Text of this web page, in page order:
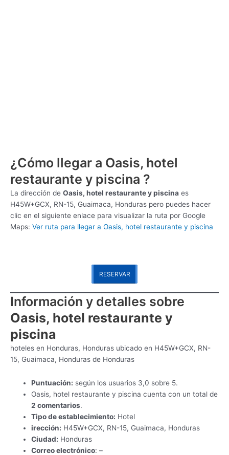
¿Cómo llegar a Oasis, hotel
restaurante y piscina ?
La dirección de Oasis, hotel restaurante y piscina es
H45W+GCX, RN-15, Guaimaca, Honduras pero puedes hacer
clic en el siguiente enlace para visualizar la ruta por Google
Maps: Ver ruta para llegar a Oasis, hotel restaurante y piscina
RESERVAR
Información y detalles sobre
Oasis, hotel restaurante y
piscina
hoteles en Honduras, Honduras ubicado en H45W+GCX, RN-
15, Guaimaca, Honduras de Honduras
Puntuación: según los usuarios 3,0 sobre 5.
Oasis, hotel restaurante y piscina cuenta con un total de
2 comentarios.
Tipo de establecimiento: Hotel
irección: H45W+GCX, RN-15, Guaimaca, Honduras
Ciudad: Honduras
Correo electrónico: –